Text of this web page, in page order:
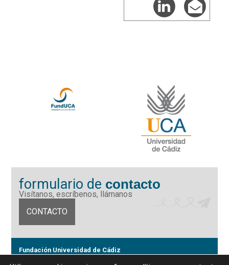
formulario de contacto
Visítanos, escríbenos, llámanos
CONTACTO
Fundación Universidad de Cádiz